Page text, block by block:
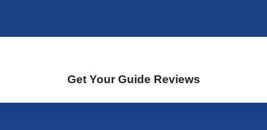
Get Your Guide Reviews